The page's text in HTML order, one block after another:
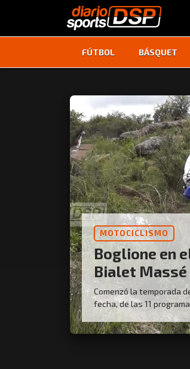
FÚTBOL BÁSQUET
MOTOCICLISMO
Boglione en
Bialet Massé
Comenzó la temporada
fecha, de las 11